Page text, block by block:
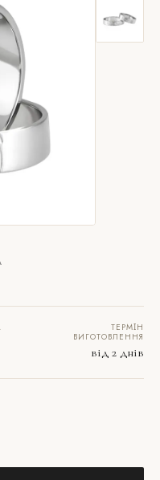
ТЕРМІН
ВИГОТОВЛЕННЯ
від 2 днів